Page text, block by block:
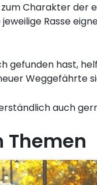
Charakter der
Rasse
gefunden hast,
Weggefährte
auch
Themen